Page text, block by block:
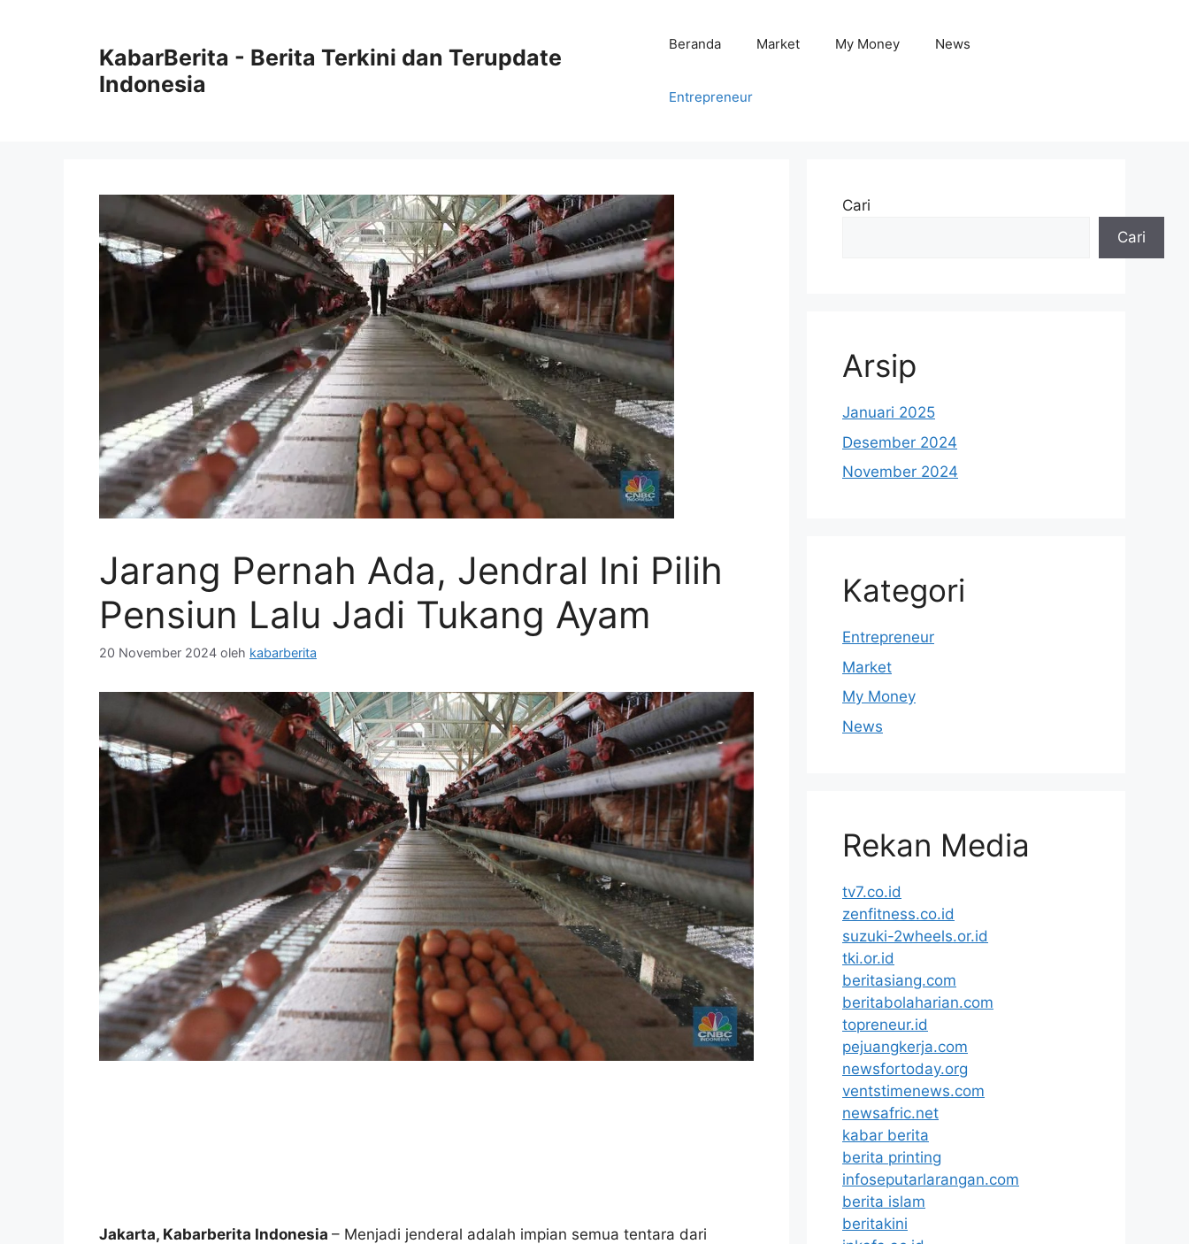
KabarBerita - Berita Terkini dan Terupdate
Indonesia
Beranda Market My Money News
Entrepreneur
Jarang Pernah Ada, Jendral Ini Pilih
Pensiun Lalu Jadi Tukang Ayam
20 November 2024 oleh kabarberita
Jakarta, Kabarberita Indonesia – Menjadi jenderal adalah impian semua tentara dari
Cari
Cari
Arsip
Januari 2025
Desember 2024
November 2024
Kategori
Entrepreneur
Market
My Money
News
Rekan Media
tv7.co.id
zenfitness.co.id
suzuki-2wheels.or.id
tki.or.id
beritasiang.com
beritabolaharian.com
topreneur.id
pejuangkerja.com
newsfortoday.org
ventstimenews.com
newsafric.net
kabar berita
berita printing
infoseputarlarangan.com
berita islam
beritakini